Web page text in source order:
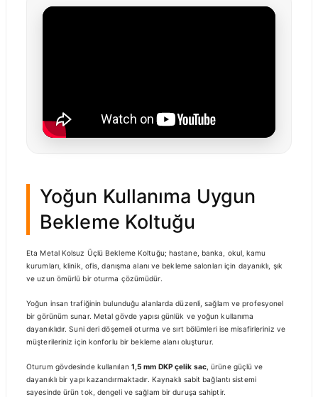
Yoğun Kullanıma Uygun
Bekleme Koltuğu
Eta Metal Kolsuz Üçlü Bekleme Koltuğu; hastane, banka, okul, kamu
kurumları, klinik, ofis, danışma alanı ve bekleme salonları için dayanıklı, şık
ve uzun ömürlü bir oturma çözümüdür.
Yoğun insan trafiğinin bulunduğu alanlarda düzenli, sağlam ve profesyonel
bir görünüm sunar. Metal gövde yapısı günlük ve yoğun kullanıma
dayanıklıdır. Suni deri döşemeli oturma ve sırt bölümleri ise misafirleriniz ve
müşterileriniz için konforlu bir bekleme alanı oluşturur.
Oturum gövdesinde kullanılan 1,5 mm DKP çelik sac, ürüne güçlü ve
dayanıklı bir yapı kazandırmaktadır. Kaynaklı sabit bağlantı sistemi
sayesinde ürün tok, dengeli ve sağlam bir duruşa sahiptir.